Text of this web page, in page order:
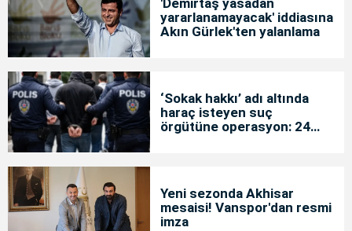
yararlanamayacak' iddiasına
Akın Gürlek'ten yalanlama
‘Sokak hakkı’ adı altında
haraç isteyen suç
örgütüne operasyon: 24
Yeni sezonda Akhisar
mesaisi! Vanspor'dan resmi
imza